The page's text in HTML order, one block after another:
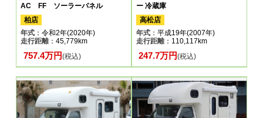
AC FF ソーラーパネル
柏店
年式 ：令和2年(2020年)
走行距離：45,779km
757.4万円(税込)
ー 冷蔵庫
高松店
年式：平成19年(2007年)
走行距離：110,117km
247.7万円(税込)